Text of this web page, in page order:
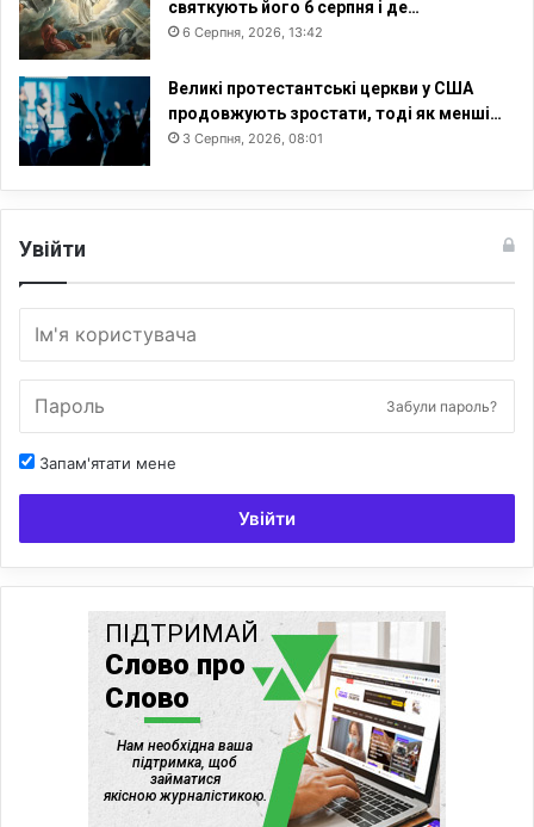
святкують його 6 серпня і де…
6 Серпня, 2026, 13:42
Великі протестантські церкви у США
продовжують зростати, тоді як менші…
3 Серпня, 2026, 08:01
Увійти
Забули пароль?
Запам'ятати мене
Увійти